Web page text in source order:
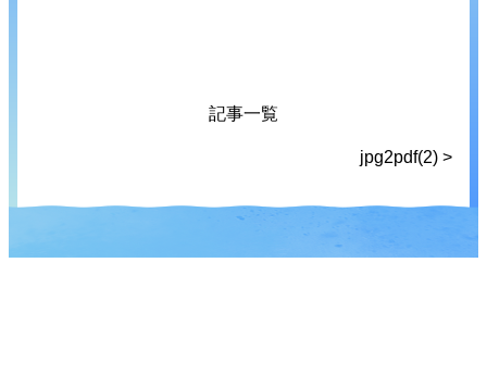
記事一覧
jpg2pdf(2) >